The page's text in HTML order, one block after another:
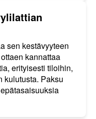
sen kestävyyteen
kannattaa
erityisesti tiloihin,
kulutusta. Paksu